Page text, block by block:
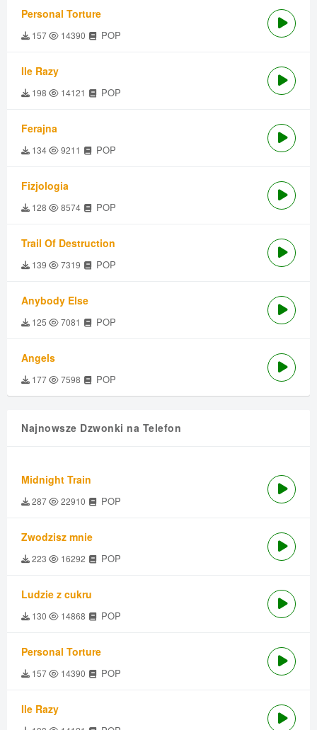
Personal Torture
157 14390 POP
Ile Razy
198 14121 POP
Ferajna
134 9211 POP
Fizjologia
128 8574 POP
Trail Of Destruction
139 7319 POP
Anybody Else
125 7081 POP
Angels
177 7598 POP
Najnowsze Dzwonki na Telefon
Midnight Train
287 22910 POP
Zwodzisz mnie
223 16292 POP
Ludzie z cukru
130 14868 POP
Personal Torture
157 14390 POP
Ile Razy